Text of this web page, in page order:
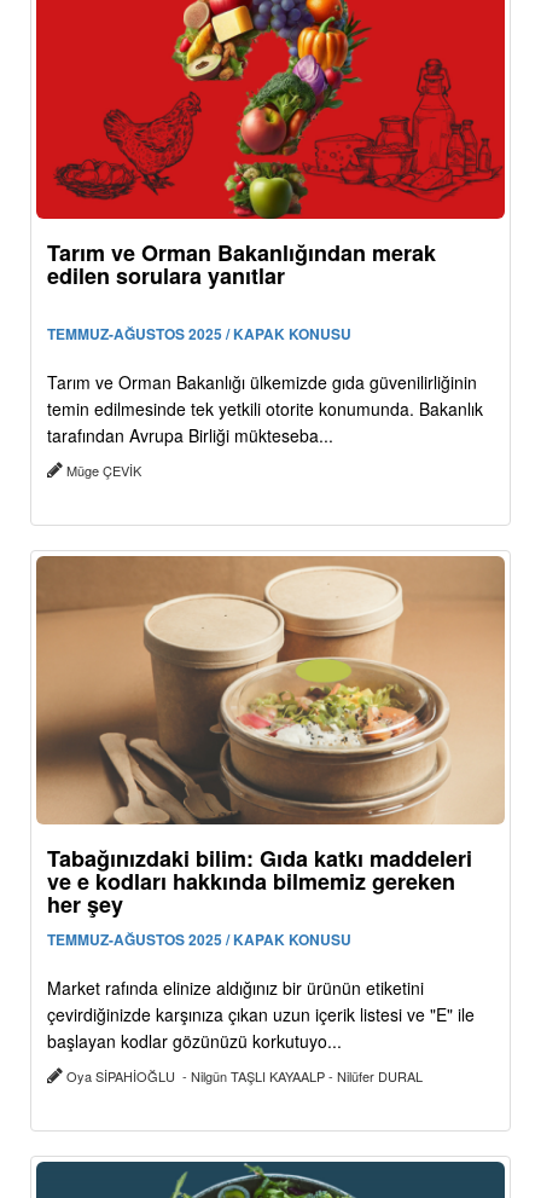
Tarım ve Orman Bakanlığından merak
edilen sorulara yanıtlar
TEMMUZ-AĞUSTOS 2025 / KAPAK KONUSU
Tarım ve Orman Bakanlığı ülkemizde gıda güvenilirliğinin
temin edilmesinde tek yetkili otorite konumunda. Bakanlık
tarafından Avrupa Birliği mükteseba...
Müge ÇEVİK
Tabağınızdaki bilim: Gıda katkı maddeleri
ve e kodları hakkında bilmemiz gereken
her şey
TEMMUZ-AĞUSTOS 2025 / KAPAK KONUSU
Market rafında elinize aldığınız bir ürünün etiketini
çevirdiğinizde karşınıza çıkan uzun içerik listesi ve "E" ile
başlayan kodlar gözünüzü korkutuyo...
Oya SİPAHİOĞLU - Nilgün TAŞLI KAYAALP - Nilüfer DURAL